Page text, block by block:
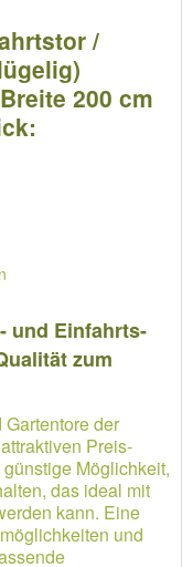
/
200 cm
und Einfahrts-
zum
der
Preis-
Möglichkeit,
das ideal mit
kann. Eine
und